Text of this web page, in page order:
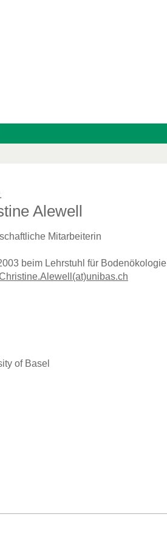
Alewell
Mitarbeiterin
beim Lehrstuhl für Bodenökologie
of Basel